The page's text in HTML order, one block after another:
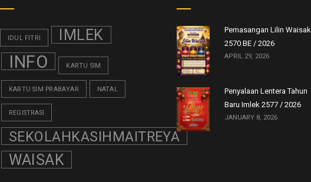
IDUL FITRI IMLEK
INFO KARTU SIM
KARTU SIM PRABAYAR NATAL
REGISTRASI
SEKOLAHKASIHMAITREYA
WAISAK
Pemasangan Lilin Waisak
2570 BE / 2026
APRIL 29, 2026
Penyalaan Lentera Tahun
Baru Imlek 2577 / 2026
JANUARY 8, 2026